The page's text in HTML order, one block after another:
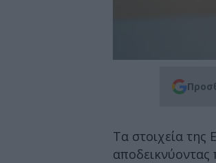
Τα στοιχεία της
αποδεικνύοντας